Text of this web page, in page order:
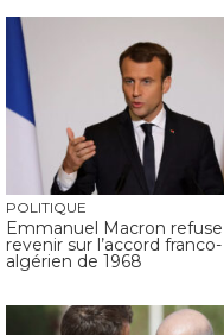
POLITIQUE
Emmanuel Macron
revenir sur l’accord franco-
algérien de 1968